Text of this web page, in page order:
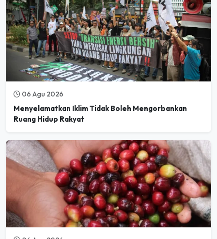
06 Agu 2026
Menyelamatkan Iklim Tidak Boleh Mengorbankan
Ruang Hidup Rakyat